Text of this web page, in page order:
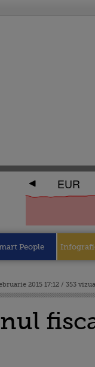
EUR
People
2015 17:12 / 353